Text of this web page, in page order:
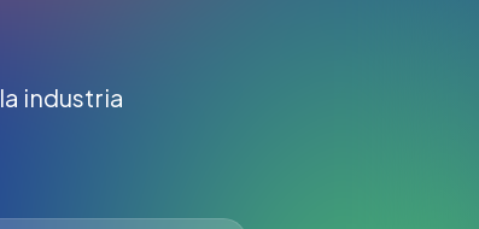
industria